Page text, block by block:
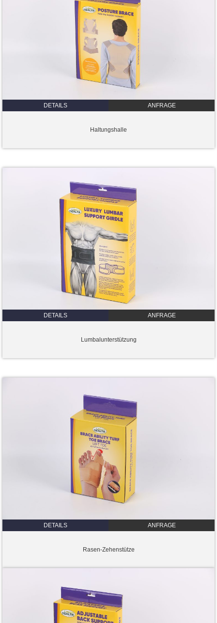
DETAILS ANFRAGE
Haltungshalle
DETAILS ANFRAGE
Lumbalunterstützung
DETAILS ANFRAGE
Rasen-Zehenstütze